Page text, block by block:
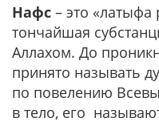
Нафс – это «латыфа
тончайшая
Аллахом. До
принято называть
по повелению
в тело, его